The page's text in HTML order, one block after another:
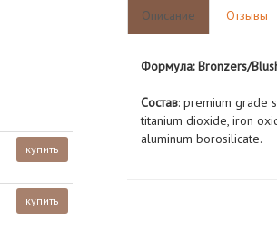
купить
купить
Описание Отзывы
Формула: Bronzers/
Состав: premium grade
titanium dioxide, iron
aluminum borosilicate.